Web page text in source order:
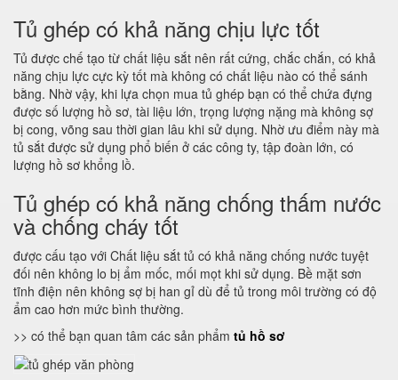
Tủ ghép có khả năng chịu lực tốt
Tủ được chế tạo từ chất liệu sắt nên rất cứng, chắc chắn, có khả
năng chịu lực cực kỳ tốt mà không có chất liệu nào có thể sánh
bằng. Nhờ vậy, khi lựa chọn mua tủ ghép bạn có thể chứa đựng
được số lượng hồ sơ, tài liệu lớn, trọng lượng nặng mà không sợ
bị cong, võng sau thời gian lâu khi sử dụng. Nhờ ưu điểm này mà
tủ sắt được sử dụng phổ biến ở các công ty, tập đoàn lớn, có
lượng hồ sơ khổng lồ.
Tủ ghép có khả năng chống thấm nước
và chống cháy tốt
được cấu tạo với Chất liệu sắt tủ có khả năng chống nước tuyệt
đối nên không lo bị ẩm mốc, mối mọt khi sử dụng. Bề mặt sơn
tĩnh điện nên không sợ bị han gỉ dù để tủ trong môi trường có độ
ẩm cao hơn mức bình thường.
>> có thể bạn quan tâm các sản phẩm tủ hồ sơ